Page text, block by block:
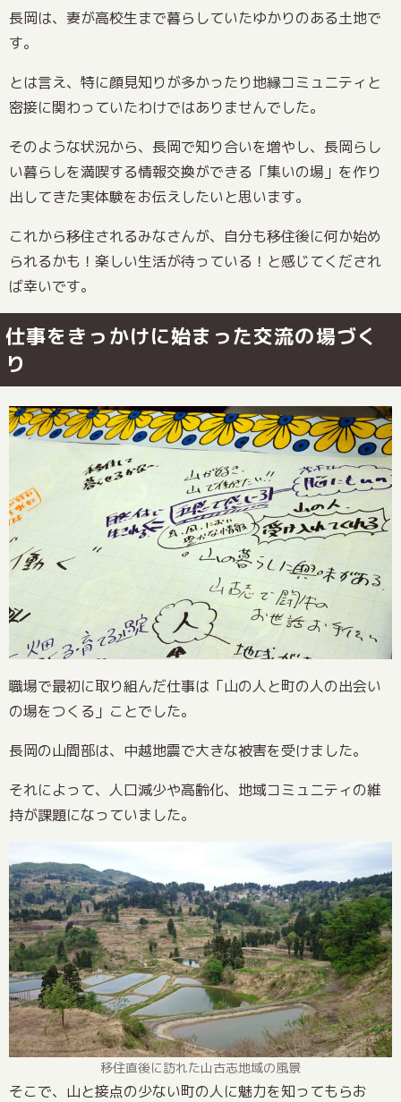
長岡は、妻が高校生まで暮らしていたゆかりのある土地で
す。
とは言え、特に顔見知りが多かったり地縁コミュニティと
密接に関わっていたわけではありませんでした。
そのような状況から、長岡で知り合いを増やし、長岡らし
い暮らしを満喫する情報交換ができる「集いの場」を作り
出してきた実体験をお伝えしたいと思います。
これから移住されるみなさんが、自分も移住後に何か始め
られるかも！楽しい生活が待っている！と感じてくだされ
ば幸いです。
仕事をきっかけに始まった交流の場づく
り
職場で最初に取り組んだ仕事は「山の人と町の人の出会い
の場をつくる」ことでした。
長岡の山間部は、中越地震で大きな被害を受けました。
それによって、人口減少や高齢化、地域コミュニティの維
持が課題になっていました。
移住直後に訪れた山古志地域の風景
そこで、山と接点の少ない町の人に魅力を知ってもらお